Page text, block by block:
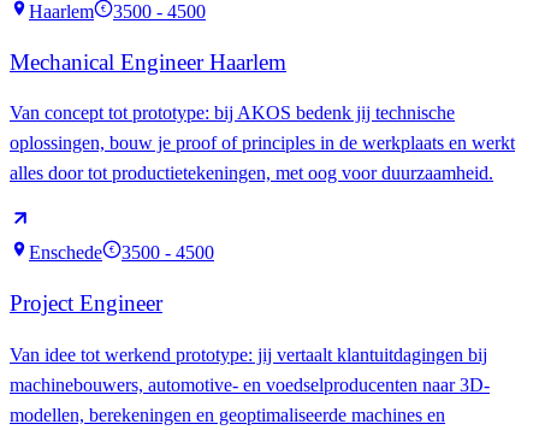
Haarlem € 3500 - 4500
Mechanical Engineer Haarlem
Van concept tot prototype: bij AKOS bedenk jij technische
oplossingen, bouw je proof of principles in de werkplaats en werkt
alles door tot productietekeningen, met oog voor duurzaamheid.
Enschede € 3500 - 4500
Project Engineer
Van idee tot werkend prototype: jij vertaalt klantuitdagingen bij
machinebouwers, automotive- en voedselproducenten naar 3D-
modellen, berekeningen en geoptimaliseerde machines en